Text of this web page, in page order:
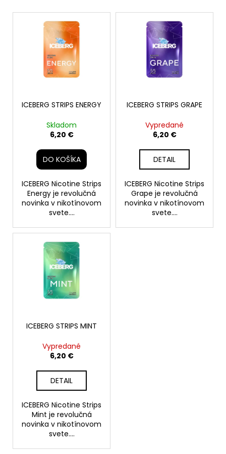
V
ICEBERG STRIPS ENERGY
Skladom
6,20 €
DO KOŠÍKA
ICEBERG Nicotine Strips
Energy je revolučná
novinka v nikotínovom
svete....
ICEBERG STRIPS GRAPE
Vypredané
6,20 €
DETAIL
ICEBERG Nicotine Strips
Grape je revolučná
novinka v nikotínovom
svete....
ICEBERG STRIPS MINT
Vypredané
6,20 €
DETAIL
ICEBERG Nicotine Strips
Mint je revolučná
novinka v nikotínovom
svete....
a
6,20